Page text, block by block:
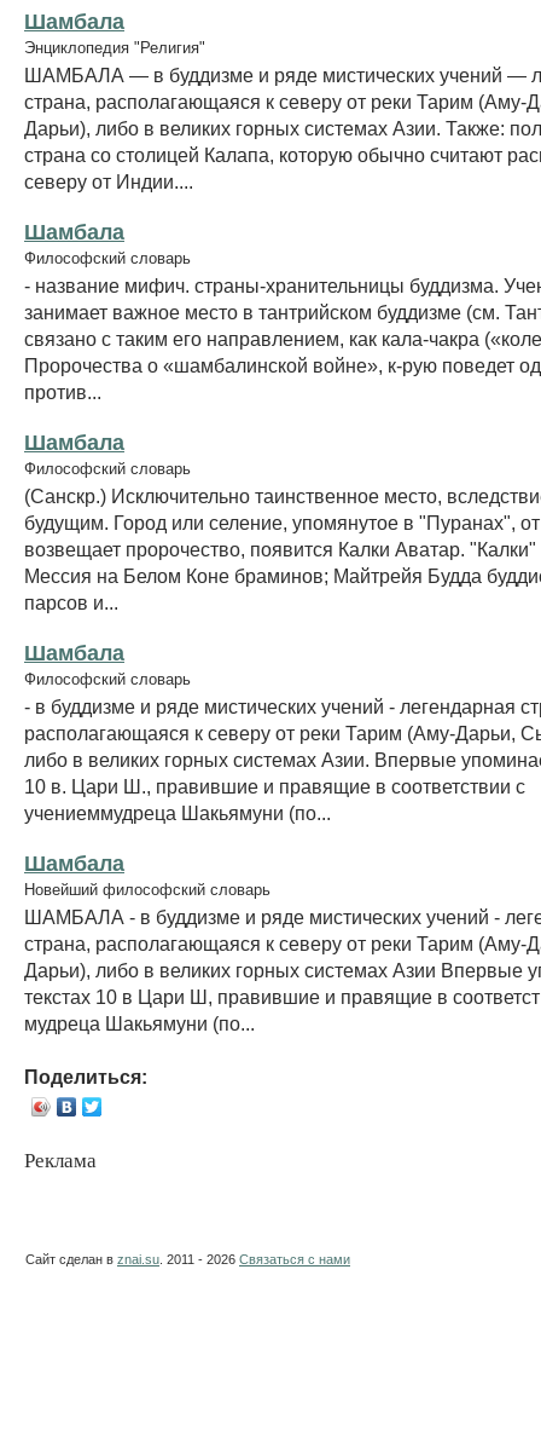
Шамбала
Энциклопедия "Религия"
ШАМБАЛА — в буддизме и ряде мистических учений —
страна, располагающаяся к северу от реки Тарим (Аму-
Дарьи), либо в великих горных системах Азии. Также:
страна со столицей Калапа, которую обычно считают
северу от Индии....
Шамбала
Философский словарь
- название мифич. страны-хранительницы буддизма.
занимает важное место в тантрийском буддизме (см.
связано с таким его направлением, как кала-чакра
Пророчества о «шамбалинской войне», к-рую поведет
против...
Шамбала
Философский словарь
(Санскр.) Исключительно таинственное место,
будущим. Город или селение, упомянутое в "Пуранах",
возвещает пророчество, появится Калки Аватар.
Мессия на Белом Коне браминов; Майтрейя Будда
парсов и...
Шамбала
Философский словарь
- в буддизме и ряде мистических учений - легендарная
располагающаяся к северу от реки Тарим (Аму-Дарьи,
либо в великих горных системах Азии. Впервые
10 в. Цари Ш., правившие и правящие в соответствии с
учениеммудреца Шакьямуни (по...
Шамбала
Новейший философский словарь
ШАМБАЛА - в буддизме и ряде мистических учений -
страна, располагающаяся к северу от реки Тарим (Аму-
Дарьи), либо в великих горных системах Азии Впервые
текстах 10 в Цари Ш, правившие и правящие в
мудреца Шакьямуни (по...
Поделиться:
Реклама
Сайт сделан в znai.su . 2011 - 2026 Связаться с нами